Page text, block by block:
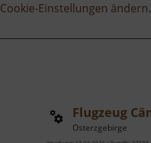
Cookie-Einstellungen ändern.
Osterzgebirge